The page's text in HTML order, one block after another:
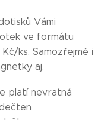
Vámi
ve formátu
ks. Samozřejmě i
aj.
platí nevratná